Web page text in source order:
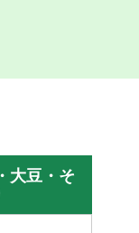
大豆・そ